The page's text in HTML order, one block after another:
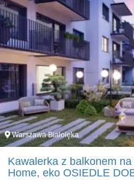
Warszawa Białołęka
Kawalerka z balkonem na
Home, eko OSIEDLE